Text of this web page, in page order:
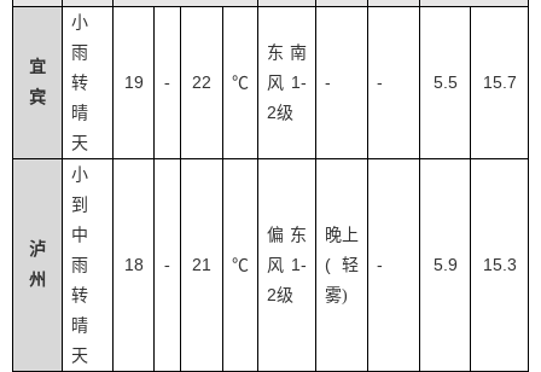
宜
宾
小
雨
转
晴
天
19 - 22 ℃
东南
风 1-
2级
- - 5.5 15.7
泸
州
小
到
中
雨
转
晴
天
18 - 21 ℃
偏东
风 1-
2级
晚上
( 轻
雾)
- 5.9 15.3